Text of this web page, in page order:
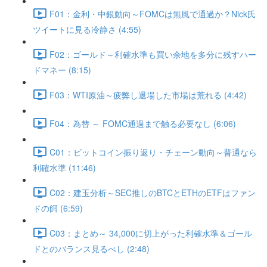
F01：金利・中銀動向～FOMCは無風で通過か？Nick氏
ツイートに見る冷静さ (4:55)
F02：ゴールド～利確水準も買い余地を多分に残すハー
ドマネー (8:15)
F03：WTI原油～疲弊し退場した市場は荒れる (4:42)
F04：為替 ～ FOMC通過まで触る必要なし (6:06)
C01：ビットコイン振り返り・チェーン動向～普通なら
利確水準 (11:46)
C02：建玉分析～SEC推しのBTCとETHのETFはファン
ドの餌 (6:59)
C03：まとめ～ 34,000に切上がった利確水準＆ゴール
ドとのバランス見るべし (2:48)